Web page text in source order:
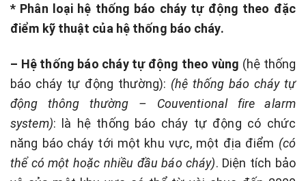
* Phân loại hệ thống báo cháy tự động theo đặc
điểm kỹ thuật của hệ thống báo cháy.
– Hệ thống báo cháy tự động theo vùng (hệ thống
báo cháy tự động thường): (hệ thống báo cháy tự
động thông thường – Couventional fire alarm
system): là hệ thống báo cháy tự động có chức
năng báo cháy tới một khu vực, một địa điểm (có
thể có một hoặc nhiều đầu báo cháy). Diện tích bảo